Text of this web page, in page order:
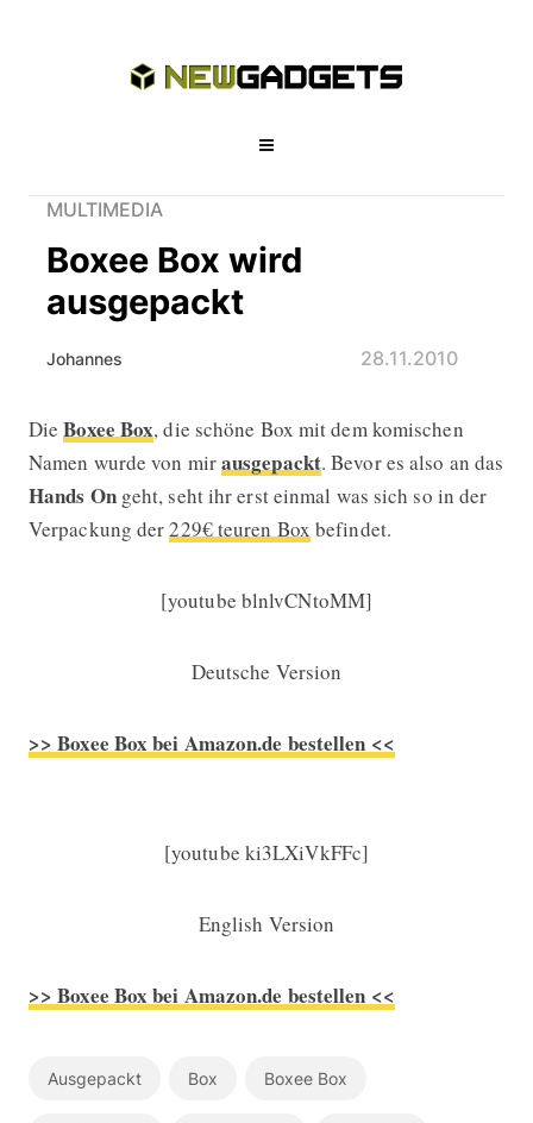
MULTIMEDIA
Boxee Box wird
ausgepackt
Johannes 28.11.2010
Boxee Box wird ausgepackt
DieBoxee Box, die schöne Box mit dem komischen
Namen wurde von mirausgepackt. Bevor es also an das
Hands Ongeht, seht ihr erst einmal was sich so in der
Verpackung der229€ teuren Box befindet.
[youtube blnlvCNtoMM]
Deutsche Version
>> Boxee Box bei Amazon.de bestellen <<
[youtube ki3LXiVkFFc]
English Version
>> Boxee Box bei Amazon.de bestellen <<
Ausgepackt Box Boxee Box